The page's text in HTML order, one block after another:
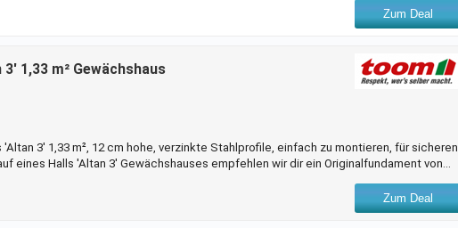
Zum Deal
1,33 m² Gewächshaus
3' 1,33 m², 12 cm hohe, verzinkte Stahlprofile, einfach zu montieren, für sicheren
eines Halls 'Altan 3' Gewächshauses empfehlen wir dir ein Originalfundament von
Eingießeisen montieren lassen. Das Ergebnis überzeugt durch Stabilität und
Zum Deal